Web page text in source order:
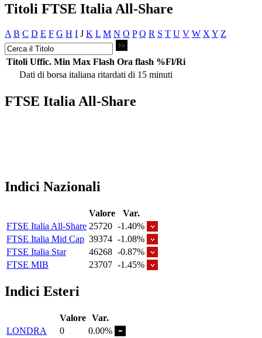
Titoli FTSE Italia All-Share
A B C D E F G H I J K L M N O P Q R S T U V W X Y Z
Titoli Uffic. Min Max Flash Ora flash %Fl/Ri
Dati di borsa italiana ritardati di 15 minuti
FTSE Italia All-Share
Indici Nazionali
Valore
Var.
FTSE Italia All-Share 25720 -1.40%
FTSE Italia Mid Cap 39374 -1.08%
FTSE Italia Star
46268 -0.87%
FTSE MIB
23707 -1.45%
Indici Esteri
Valore Var.
LONDRA
0
0.00%